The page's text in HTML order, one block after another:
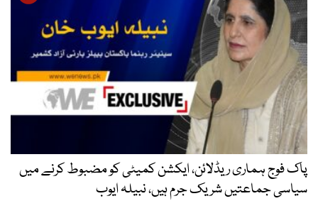
پاک فوج ہماری ریڈلائن، ایکشن کمیٹی کو مضبوط کرنے میں
سیاسی جماعتیں شریک جرم ہیں، نبیلہ ایوب